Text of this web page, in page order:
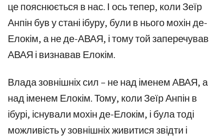
це пояснюється в нас. І ось тепер, коли Зеїр
Анпін був у стані ібуру, були в нього мохін де-
Елокім, а не де-АВАЯ, і тому той заперечував
АВАЯ і визнавав Елокім.
Влада зовнішніх сил – не над іменем АВАЯ, а
над іменем Елокім. Тому, коли Зеїр Анпін в
ібурі, існували мохін де-Елокім, і була тоді
можливість у зовнішніх живитися звідти і